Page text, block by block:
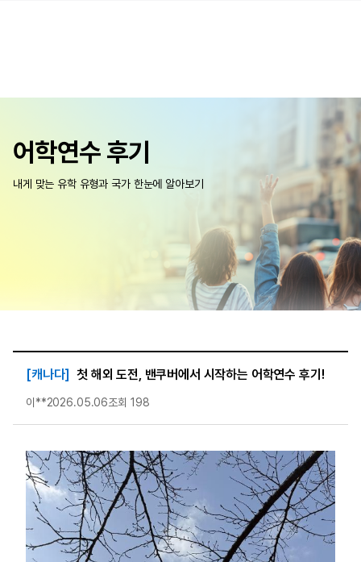
어학연수 후기
내게 맞는 유학 유형과 국가 한눈에 알아보기
[캐나다] 첫 해외 도전, 밴쿠버에서 시작하는 어학연수 후기!
이**2026.05.06조회 198